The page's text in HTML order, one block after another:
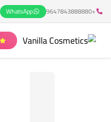
+9647843888880
WhatsApp